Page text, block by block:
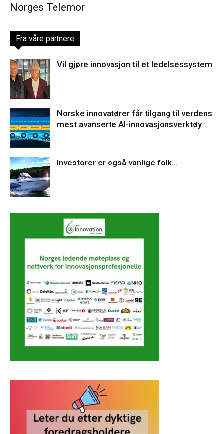
Norges Telemor
Fra våre partnere
Vil gjøre innovasjon til et ledelsessystem
Norske innovatører får tilgang til verdens
mest avanserte AI-innovasjonsverktøy
Investorer er også vanlige folk…